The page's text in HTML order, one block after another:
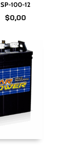
SP-100-12
$0,00